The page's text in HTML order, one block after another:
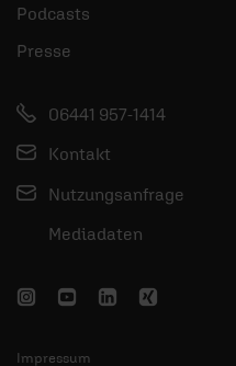
Podcasts
Presse
06441 957-1414
Kontakt
Nutzungsanfrage
Mediadaten
Impressum